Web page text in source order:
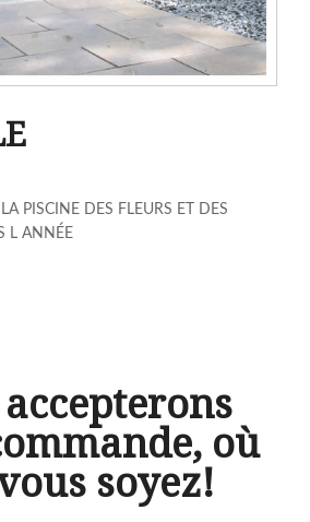
PISCINE DES FLEURS ET DES
L ANNÉE
où
soyez!